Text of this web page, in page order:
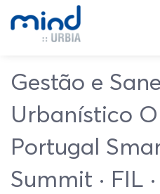
Gestão e
Urbanístico
Portugal
Summit · FIL